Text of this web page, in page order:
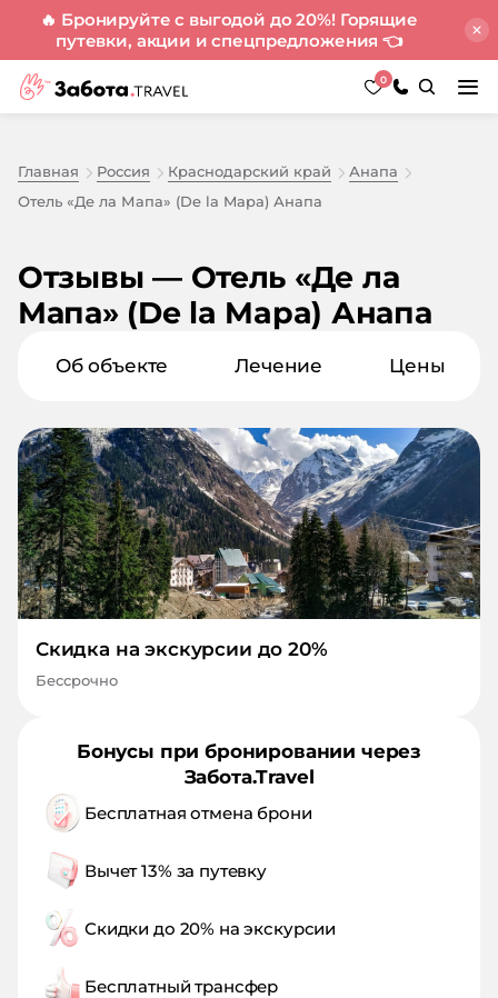
🔥 Бронируйте с выгодой до 20%! Горящие
путевки, акции и спецпредложения 👈
0
Главная Россия Краснодарский край
Анапа
Отель «Де ла Мапа» (De la Mapa) Анапа
Отзывы — Отель «Де ла
Мапа» (De la Mapa) Анапа
Об объекте Лечение Цены
Скидка на экскурсии до 20%
Бессрочно
Бонусы при бронировании через
Забота.Travel
Бесплатная отмена брони
Вычет 13% за путевку
Скидки до 20% на экскурсии
Бесплатный трансфер